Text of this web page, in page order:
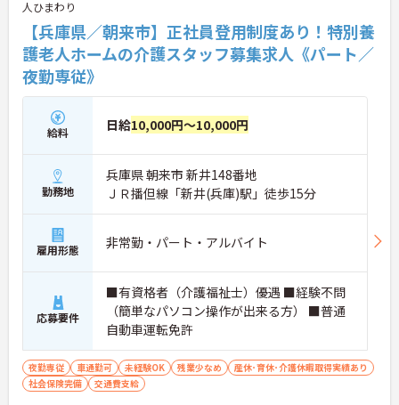
人ひまわり
【兵庫県／朝来市】正社員登用制度あり！特別養
護老人ホームの介護スタッフ募集求人《パート／
夜勤専従》
給料 日給10,000円～10,000円
勤務地
兵庫県 朝来市 新井148番地
ＪＲ播但線「新井(兵庫)駅」徒歩15分
雇用形態 非常勤・パート・アルバイト
応募要件
■有資格者（介護福祉士）優遇 ■経験不問
（簡単なパソコン操作が出来る方） ■普通
自動車運転免許
夜勤専従 車通勤可 未経験OK 残業少なめ
産休･育休･介護休暇取得実績あり
社会保険完備
交通費支給